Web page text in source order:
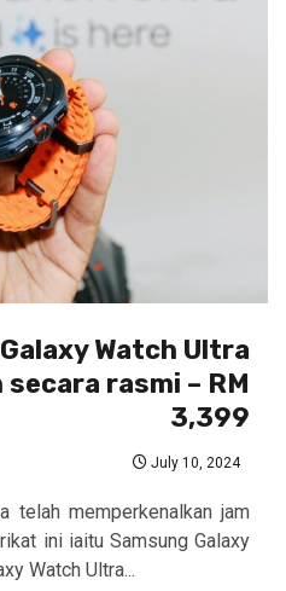
Watch Ultra
rasmi – RM
3,399
July 10, 2024
telah memperkenalkan jam
ini iaitu Samsung Galaxy
Watch Ultra...